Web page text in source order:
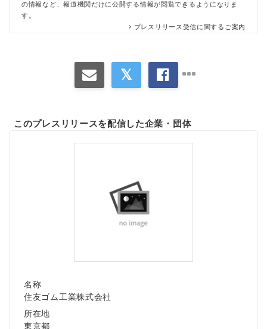
の情報など、報道機関だけに公開する情報が閲覧できるようになりま
す。
プレスリリース受信に関するご案内
このプレスリリースを配信した企業・団体
名称
住友ゴム工業株式会社
所在地
東京都